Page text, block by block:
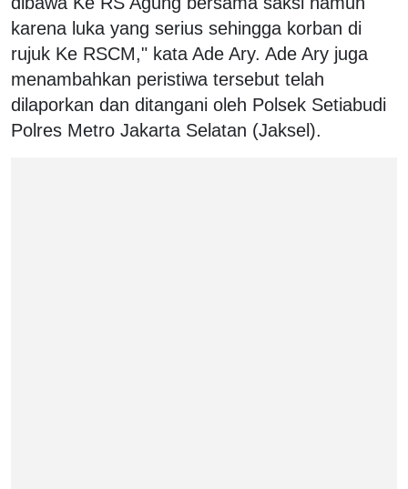
karena luka yang serius sehingga korban di
rujuk Ke RSCM," kata Ade Ary. Ade Ary juga
menambahkan peristiwa tersebut telah
dilaporkan dan ditangani oleh Polsek Setiabudi
Polres Metro Jakarta Selatan (Jaksel).